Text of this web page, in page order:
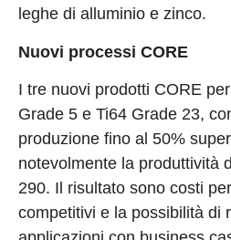
leghe di alluminio e zinco.
Nuovi processi CORE
I tre nuovi prodotti CORE
Grade 5 e Ti64 Grade 23,
produzione fino al 50%
notevolmente la produttività
290. Il risultato sono costi
competitivi e la possibilità di